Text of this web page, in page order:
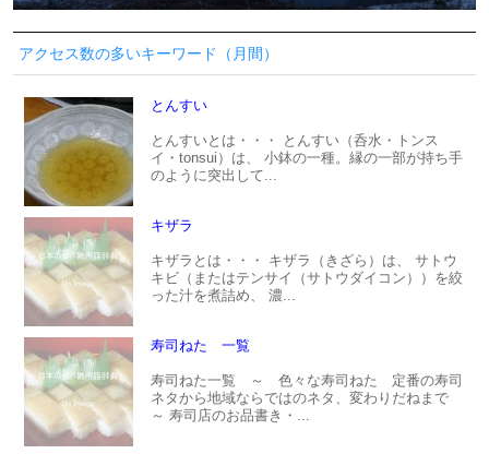
アクセス数の多いキーワード（月間）
とんすい
とんすいとは・・・ とんすい（呑水・トンス
イ・tonsui）は、 小鉢の一種。縁の一部が持ち手
のように突出して...
キザラ
キザラとは・・・ キザラ（きざら）は、 サトウ
キビ（またはテンサイ（サトウダイコン））を絞
った汁を煮詰め、 濃...
寿司ねた 一覧
寿司ねた一覧 ～ 色々な寿司ねた 定番の寿司
ネタから地域ならではのネタ、変わりだねまで
～ 寿司店のお品書き・...